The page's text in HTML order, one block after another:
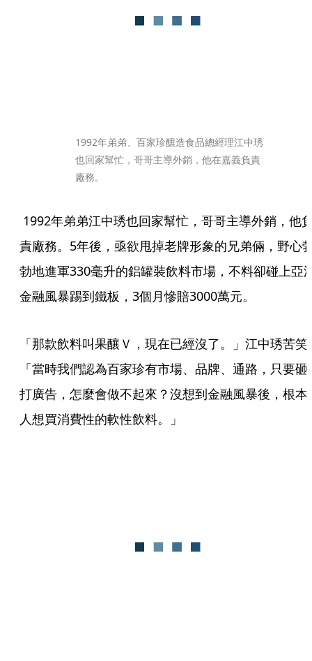
1992年弟弟、百家珍釀造食品總經理江中琇
也回家幫忙，哥哥主導外銷，他在嘉義負責
廠務。
責廠務。5年後，亟欲甩掉老牌形象的兄弟倆，野心
勃地進軍330毫升的鋁罐裝飲料市場，不料卻碰上亞
金融風暴踢到鐵板，3個月慘賠3000萬元。
「那款飲料叫果釀Ｖ，現在已經沒了。」江中琇苦笑
「當時我們認為百家珍有市場、品牌、通路，只要砸
打廣告，怎麼會做不起來？沒想到金融風暴後，根本
人想買消費性的軟性飲料。」